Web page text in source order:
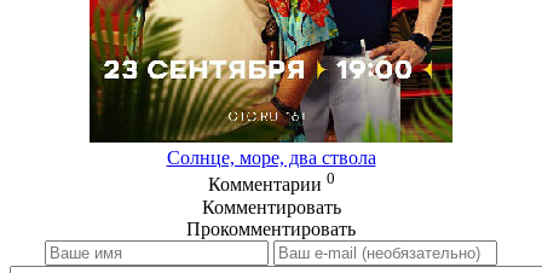
Солнце, море, два ствола
Комментарии 0
Комментировать
Прокомментировать